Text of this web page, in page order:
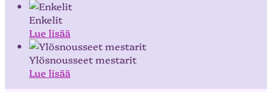
Enkelit
Lue lisää
Ylösnousseet mestarit
Lue lisää